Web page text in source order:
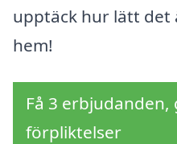
upptäck hur lätt
hem!
Få 3
förpliktelser